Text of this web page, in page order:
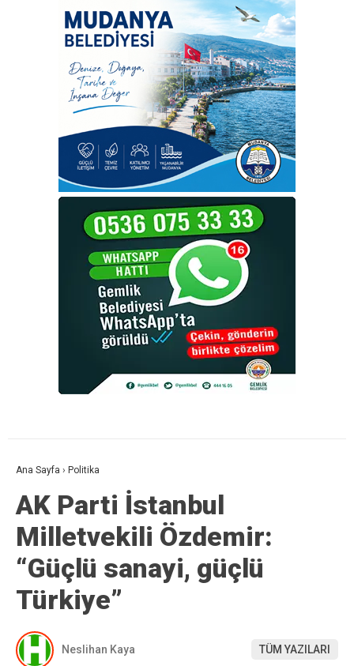
Ana Sayfa › Politika
AK Parti İstanbul
Milletvekili Özdemir:
“Güçlü sanayi, güçlü
Türkiye”
Neslihan Kaya TÜM YAZILARI